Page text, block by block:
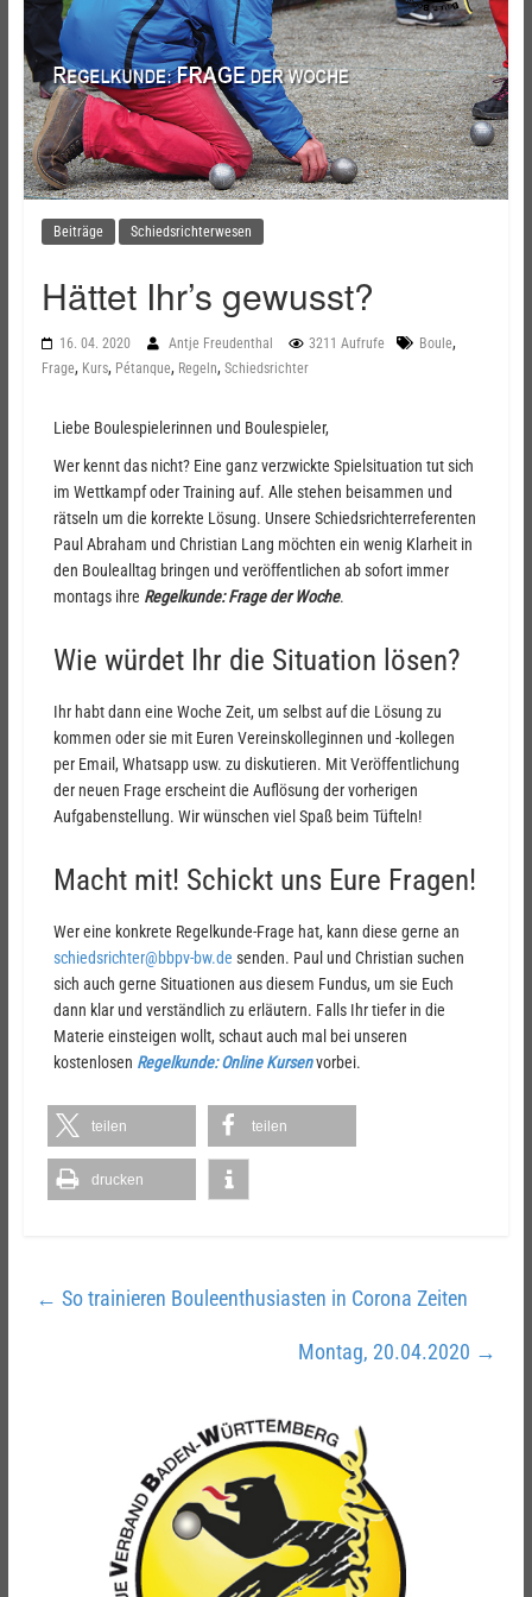
Beiträge Schiedsrichterwesen
Hättet Ihr’s gewusst?
16. 04. 2020 Antje Freudenthal 3211 Aufrufe Boule,
Frage, Kurs, Pétanque, Regeln, Schiedsrichter
Liebe Boulespielerinnen und Boulespieler,
Wer kennt das nicht? Eine ganz verzwickte Spielsituation tut sich
im Wettkampf oder Training auf. Alle stehen beisammen und
rätseln um die korrekte Lösung. Unsere Schiedsrichterreferenten
Paul Abraham und Christian Lang möchten ein wenig Klarheit in
den Boulealltag bringen und veröffentlichen ab sofort immer
montags ihre Regelkunde: Frage der Woche.
Wie würdet Ihr die Situation lösen?
Ihr habt dann eine Woche Zeit, um selbst auf die Lösung zu
kommen oder sie mit Euren Vereinskolleginnen und -kollegen
per Email, Whatsapp usw. zu diskutieren. Mit Veröffentlichung
der neuen Frage erscheint die Auflösung der vorherigen
Aufgabenstellung. Wir wünschen viel Spaß beim Tüfteln!
Macht mit! Schickt uns Eure Fragen!
Wer eine konkrete Regelkunde-Frage hat, kann diese gerne an
schiedsrichter@bbpv-bw.de senden. Paul und Christian suchen
sich auch gerne Situationen aus diesem Fundus, um sie Euch
dann klar und verständlich zu erläutern. Falls Ihr tiefer in die
Materie einsteigen wollt, schaut auch mal bei unseren
kostenlosen Regelkunde: Online Kursenvorbei.
teilen teilen
drucken
← So trainieren Bouleenthusiasten in Corona Zeiten
Montag, 20.04.2020 →